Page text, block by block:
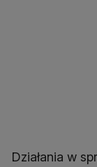
Działania w